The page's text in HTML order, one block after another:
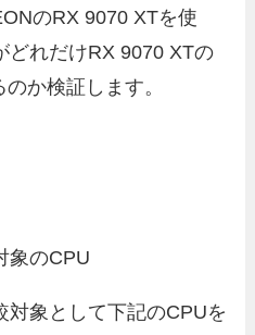
のRX 9070 XTを使
どれだけRX 9070 XTの
か検証します。
対象として下記のCPUを